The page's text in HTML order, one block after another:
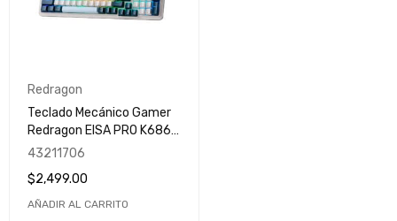
Redragon
Teclado Mecánico Gamer
Redragon EISA PRO K686 /
Hot Swap / Inalámbrico /
modos Win&Mac /
K686WB-RGB-PRO
43211706
$2,499.00
AÑADIR AL CARRITO